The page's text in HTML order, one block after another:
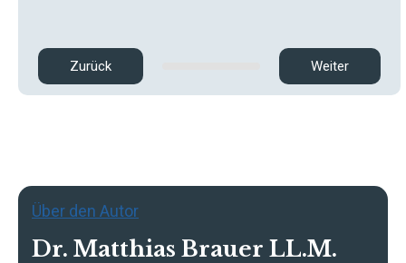
Zurück Weiter
Über den Autor
Dr. Matthias Brauer LL.M.